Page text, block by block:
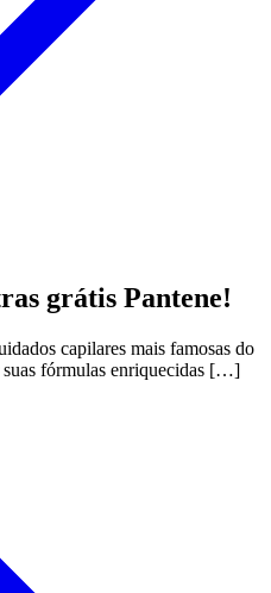
grátis Pantene!
capilares mais famosas do
fórmulas enriquecidas […]